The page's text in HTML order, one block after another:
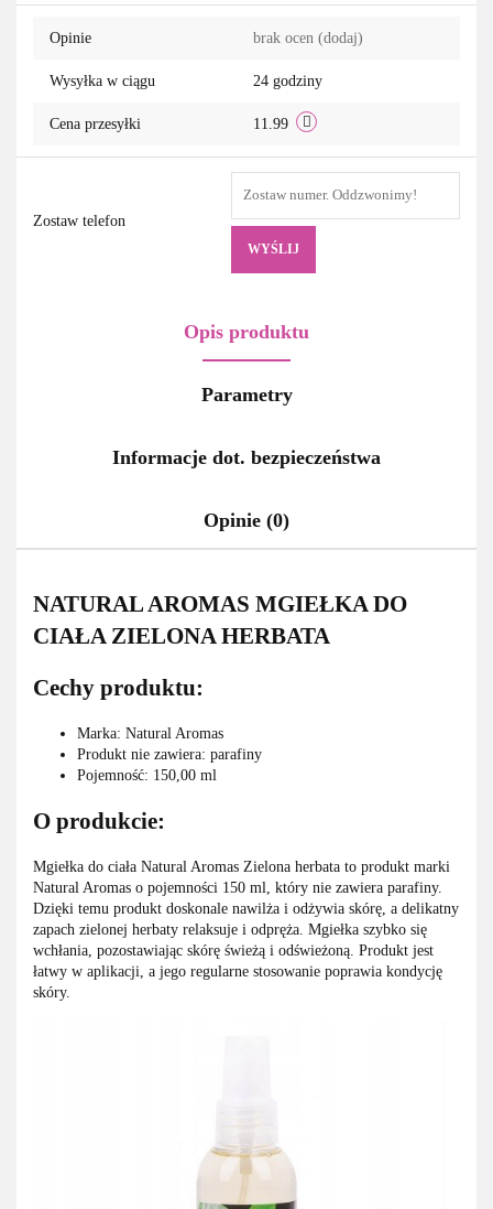
Opinie brak ocen (dodaj)
Wysyłka w ciągu 24 godziny
Cena przesyłki 11.99
Zostaw telefon
WYŚLIJ
Opis produktu
Parametry
Informacje dot. bezpieczeństwa
Opinie (0)
NATURAL AROMAS MGIEŁKA DO
CIAŁA ZIELONA HERBATA
Cechy produktu:
Marka: Natural Aromas
Produkt nie zawiera: parafiny
Pojemność: 150,00 ml
O produkcie:
Mgiełka do ciała Natural Aromas Zielona herbata to produkt marki
Natural Aromas o pojemności 150 ml, który nie zawiera parafiny.
Dzięki temu produkt doskonale nawilża i odżywia skórę, a delikatny
zapach zielonej herbaty relaksuje i odpręża. Mgiełka szybko się
wchłania, pozostawiając skórę świeżą i odświeżoną. Produkt jest
łatwy w aplikacji, a jego regularne stosowanie poprawia kondycję
skóry.